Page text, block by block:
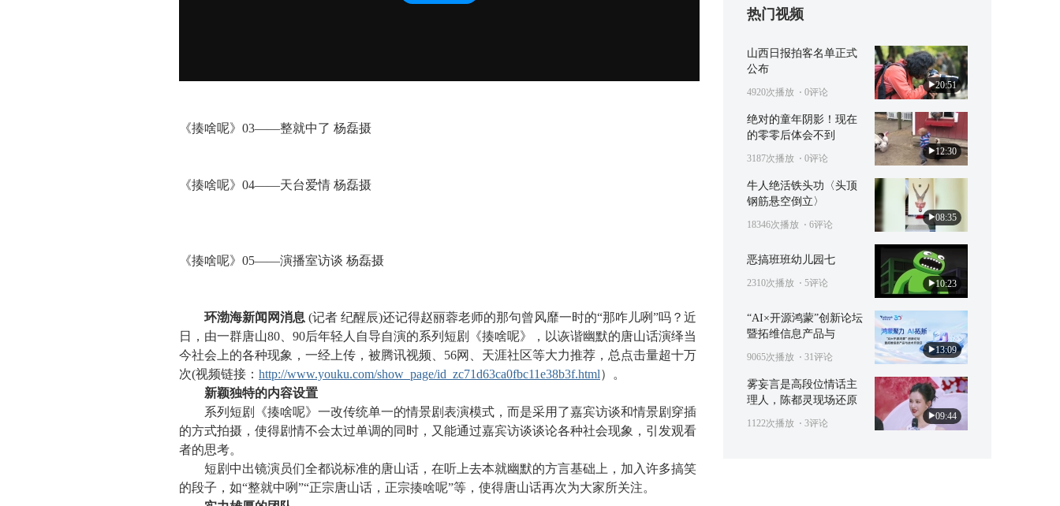
《揍啥呢》03——整就中了 杨磊摄
《揍啥呢》04——天台爱情 杨磊摄
《揍啥呢》05——演播室访谈 杨磊摄
环渤海新闻网消息 (记者 纪醒辰)还记得赵丽蓉老师的那句曾风靡一时的“那咋儿咧”吗？近
日，由一群唐山80、90后年轻人自导自演的系列短剧《揍啥呢》，以诙谐幽默的唐山话演绎当
今社会上的各种现象，一经上传，被腾讯视频、56网、天涯社区等大力推荐，总点击量超十万
次(视频链接： http://www.youku.com/show_page/id_zc71d63ca0fbc11e38b3f.html）。
新颖独特的内容设置
系列短剧《揍啥呢》一改传统单一的情景剧表演模式，而是采用了嘉宾访谈和情景剧穿插
的方式拍摄，使得剧情不会太过单调的同时，又能通过嘉宾访谈谈论各种社会现象，引发观看
者的思考。
短剧中出镜演员们全都说标准的唐山话，在听上去本就幽默的方言基础上，加入许多搞笑
的段子，如“整就中咧”“正宗唐山话，正宗揍啥呢”等，使得唐山话再次为大家所关注。
热门视频
20:51
山西日报拍客名单正式
公布
4920次播放 ⋅ 0评论
12:30
绝对的童年阴影！现在
的零零后体会不到
3187次播放 ⋅ 0评论
08:35
牛人绝活铁头功〈头顶
钢筋悬空倒立〉
18346次播放 ⋅ 6评论
10:23
恶搞班班幼儿园七
2310次播放 ⋅ 5评论
13:09
“AI×开源鸿蒙”创新论坛
暨拓维信息产品与
9065次播放 ⋅ 31评论
09:44
雾妄言是高段位情话主
理人，陈都灵现场还原
1122次播放 ⋅ 3评论